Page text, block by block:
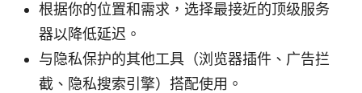
根据你的位置和需求，选择最接近的顶级服务
器以降低延迟。
与隐私保护的其他工具（浏览器插件、广告拦
截、隐私搜索引擎）搭配使用。